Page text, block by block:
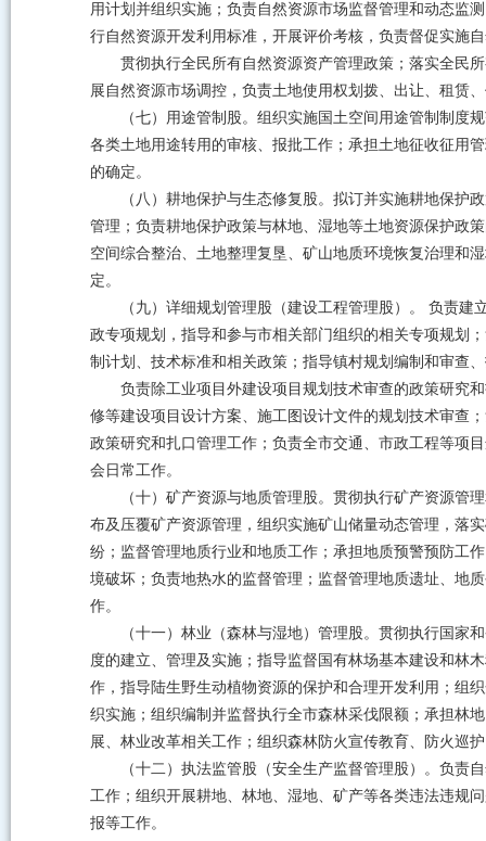
用计划并组织实施；负责自然资源市场监督管理和动态监
行自然资源开发利用标准，开展评价考核，负责督促实施
贯彻执行全民所有自然资源资产管理政策；落实全民
展自然资源市场调控，负责土地使用权划拨、出让、租赁
（七）用途管制股。组织实施国土空间用途管制制
各类土地用途转用的审核、报批工作；承担土地征收征用
的确定。
（八）耕地保护与生态修复股。拟订并实施耕地保
管理；负责耕地保护政策与林地、湿地等土地资源保护政
空间综合整治、土地整理复垦、矿山地质环境恢复治理和
定。
（九）详细规划管理股（建设工程管理股）。 负责
政专项规划，指导和参与市相关部门组织的相关专项规划
制计划、技术标准和相关政策；指导镇村规划编制和审查
负责除工业项目外建设项目规划技术审查的政策研究
修等建设项目设计方案、施工图设计文件的规划技术审查
政策研究和扎口管理工作；负责全市交通、市政工程等项
会日常工作。
（十）矿产资源与地质管理股。贯彻执行矿产资源
布及压覆矿产资源管理，组织实施矿山储量动态管理，落
纷；监督管理地质行业和地质工作；承担地质预警预防工
境破坏；负责地热水的监督管理；监督管理地质遗址、地
作。
（十一）林业（森林与湿地）管理股。贯彻执行国
度的建立、管理及实施；指导监督国有林场基本建设和林
作，指导陆生野生动植物资源的保护和合理开发利用；组
织实施；组织编制并监督执行全市森林采伐限额；承担林
展、林业改革相关工作；组织森林防火宣传教育、防火巡
（十二）执法监管股（安全生产监督管理股）。负
工作；组织开展耕地、林地、湿地、矿产等各类违法违规
报等工作。